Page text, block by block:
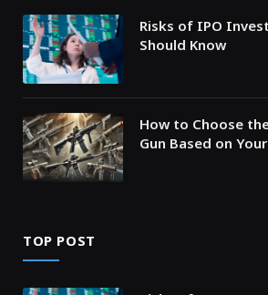
Risks of IPO
Should Know
How to Choose
Gun Based on
TOP POST